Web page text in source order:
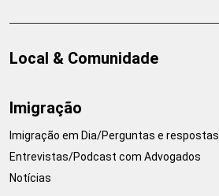
Local & Comunidade
Imigração
Imigração em Dia/Perguntas e respostas
Entrevistas/Podcast com Advogados
Notícias